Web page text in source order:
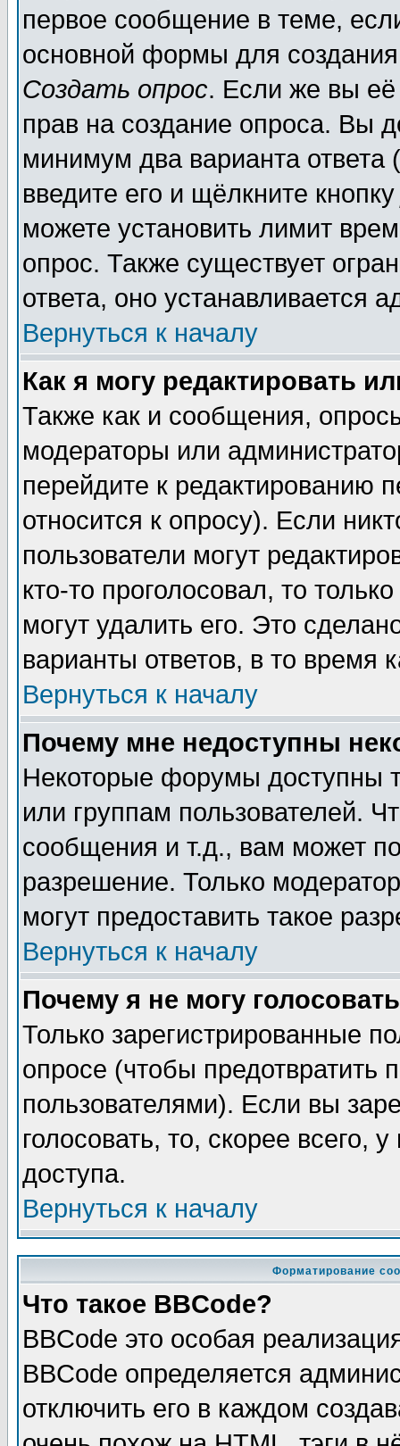
первое сообщение в теме,
основной формы для
Создать опрос. Если же вы её
прав на создание опроса. Вы
минимум два варианта ответа
введите его и щёлкните
можете установить лимит
опрос. Также существует
ответа, оно устанавливается
Вернуться к началу
Как я могу редактировать
Также как и сообщения,
модераторы или
перейдите к редактированию
относится к опросу). Если
пользователи могут
кто-то проголосовал, то
могут удалить его. Это
варианты ответов, в то время
Вернуться к началу
Почему мне недоступны
Некоторые форумы доступны
или группам пользователей.
сообщения и т.д., вам может
разрешение. Только
могут предоставить такое
Вернуться к началу
Почему я не могу
Только зарегистрированные
опросе (чтобы предотвратить
пользователями). Если вы
голосовать, то, скорее всего,
доступа.
Вернуться к началу
Форматирование
Что такое BBCode?
BBCode это особая
BBCode определяется
отключить его в каждом